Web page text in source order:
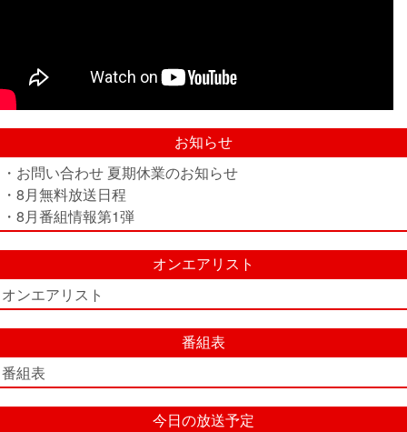
お知らせ
・お問い合わせ 夏期休業のお知らせ
・8月無料放送日程
・8月番組情報第1弾
オンエアリスト
オンエアリスト
番組表
番組表
今日の放送予定